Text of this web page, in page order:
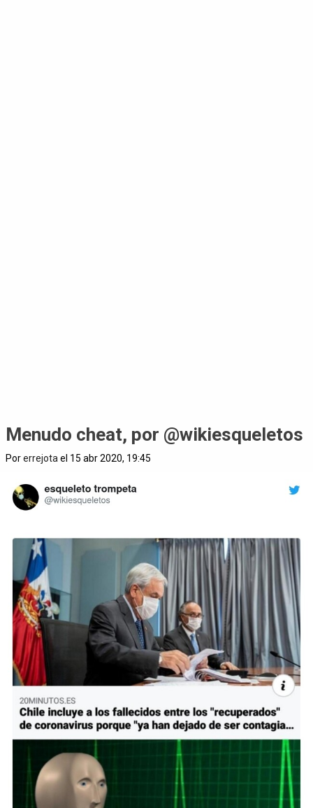
Menudo cheat, por @wikiesqueletos
Porerrejota el 15 abr 2020, 19:45